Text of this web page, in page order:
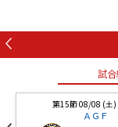
試
第15節 08/08 (土)
ＡＧＦ